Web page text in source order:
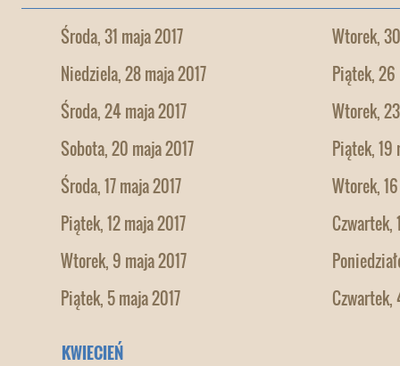
Środa, 31 maja 2017
Wtorek,
Niedziela, 28 maja 2017
Piątek, 26
Środa, 24 maja 2017
Wtorek,
Sobota, 20 maja 2017
Piątek, 19
Środa, 17 maja 2017
Wtorek,
Piątek, 12 maja 2017
Czwartek,
Wtorek, 9 maja 2017
Piątek, 5 maja 2017
Czwartek,
KWIECIEŃ